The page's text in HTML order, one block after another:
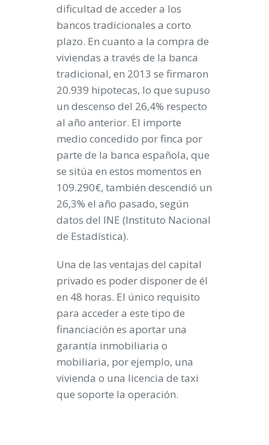
dificultad de acceder a los
bancos tradicionales a corto
plazo. En cuanto a la compra de
viviendas a través de la banca
tradicional, en 2013 se firmaron
20.939 hipotecas, lo que supuso
un descenso del 26,4% respecto
al año anterior. El importe
medio concedido por finca por
parte de la banca española, que
se sitúa en estos momentos en
109.290€, también descendió un
26,3% el año pasado, según
datos del INE (Instituto Nacional
de Estadística).
Una de las ventajas del capital
privado es poder disponer de él
en 48 horas. El único requisito
para acceder a este tipo de
financiación es aportar una
garantía inmobiliaria o
mobiliaria, por ejemplo, una
vivienda o una licencia de taxi
que soporte la operación.